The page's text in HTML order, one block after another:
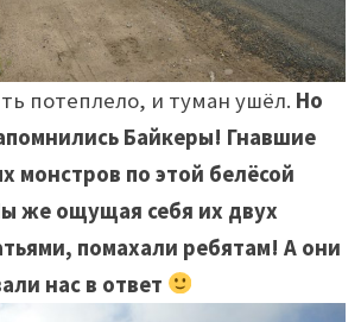
потеплело, и туман ушёл. Но
Байкеры! Гнавшие
монстров по этой белёсой
же ощущая себя их двух
помахали ребятам! А они
нас в ответ